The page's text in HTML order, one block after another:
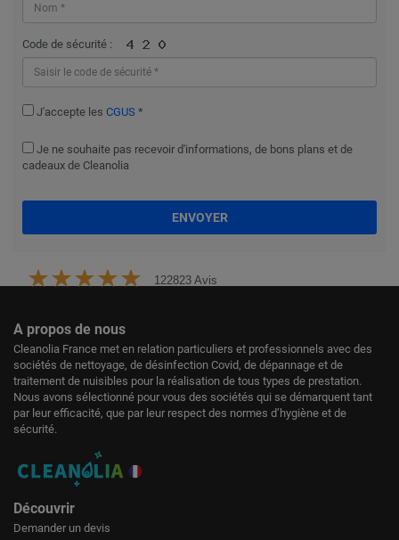
Code de sécurité :
J'accepte les CGUS *
Je ne souhaite pas recevoir d'informations, de bons plans et de
cadeaux de Cleanolia
ENVOYER
122823 Avis
A propos de nous
Cleanolia France met en relation particuliers et professionnels avec des
sociétés de nettoyage, de désinfection Covid, de dépannage et de
traitement de nuisibles pour la réalisation de tous types de prestation.
Nous avons sélectionné pour vous des sociétés qui se démarquent tant
par leur efficacité, que par leur respect des normes d’hygiène et de
sécurité.
Découvrir
Demander un devis